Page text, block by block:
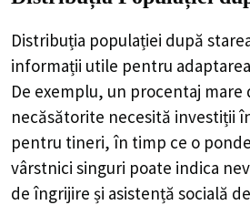
Distribuția populației după
informații utile pentru
De exemplu, un procentaj mare
necăsătorite necesită investiții
pentru tineri, în timp ce o
vârstnici singuri poate indica
de îngrijire și asistență socială